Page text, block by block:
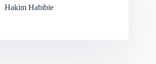
Hakim Habibie